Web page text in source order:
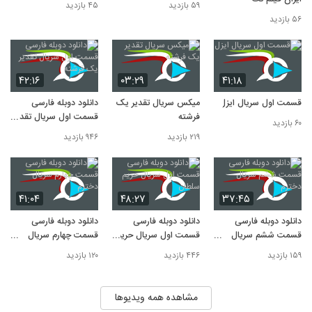
۵۶ بازدید
۵۹ بازدید ۴۵ بازدید
۴۱:۱۸
قسمت اول سریال ایزل
۶۰ بازدید
۰۳:۲۹
میکس سریال تقدیر یک
فرشته
۲۱۹ بازدید
۴۲:۱۶
دانلود دوبله فارسی
قسمت اول سریال تقدیر
یک فرشته
۹۴۶ بازدید
۳۷:۴۵
دانلود دوبله فارسی
قسمت ششم سریال
دخترم
۱۵۹ بازدید
۴۸:۲۷
دانلود دوبله فارسی
قسمت اول سریال حریم
سلطان
۴۴۶ بازدید
۴۱:۰۴
دانلود دوبله فارسی
قسمت چهارم سریال
دخترم
۱۲۰ بازدید
مشاهده همه ویدیوها